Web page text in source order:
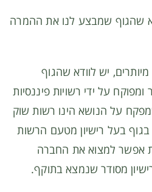
שהגוף שמבצע לנו את ההמרה
יש לוודא שהגוף
על ידי רשויות פיננסיות
על הנושא הינו רשות שוק
בעל רישיון מטעם הרשות
אפשר למצוא את החברה
מסודר שנמצא בתוקף.